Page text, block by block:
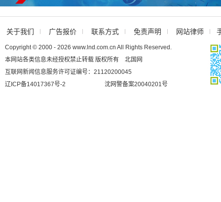
关于我们 广告报价 联系方式 免责声明 网站律师
Copyright © 2000 - 2026 www.lnd.com.cn All Rights Reserved.
本网站各类信息未经授权禁止转载 版权所有 北国网
互联网新闻信息服务许可证编号：21120200045
辽ICP备14017367号-2
沈网警备案20040201号